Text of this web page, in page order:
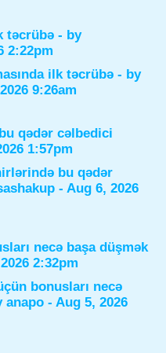
təcrübə - by
2:22pm
ilk təcrübə - by
9:26am
qədər cəlbedici
1:57pm
bu qədər
- Aug 6, 2026
necə başa düşmək
2:32pm
bonusları necə
anapo - Aug 5, 2026